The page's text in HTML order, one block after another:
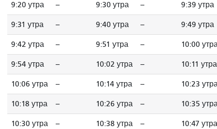
9:20 утра -- 9:30 утра -- 9:39 утра
9:31 утра -- 9:40 утра -- 9:49 утра
9:42 утра -- 9:51 утра -- 10:00
9:54 утра -- 10:02 утра -- 10:11 утра
10:06 утра -- 10:14 утра -- 10:23
10:18 утра -- 10:26 утра -- 10:35
10:30 утра -- 10:38 утра -- 10:47 утра